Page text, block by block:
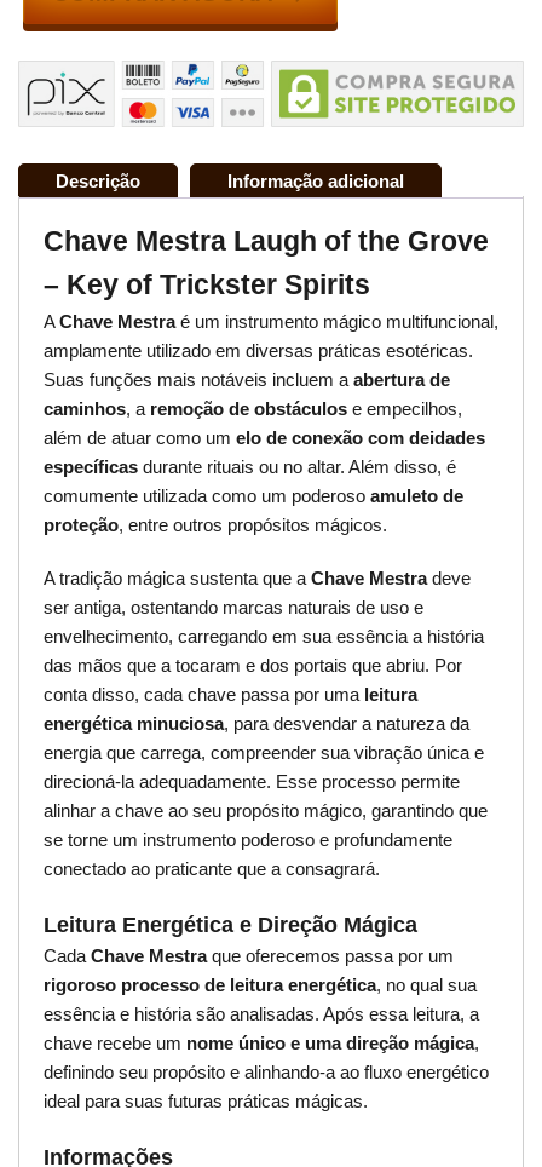
Descrição Informação adicional
Chave Mestra Laugh of the Grove
– Key of Trickster Spirits
AChave Mestraé um instrumento mágico multifuncional,
amplamente utilizado em diversas práticas esotéricas.
Suas funções mais notáveis incluem aabertura de
caminhos, a remoção de obstáculos e empecilhos,
além de atuar como um elo de conexão com deidades
específicas durante rituais ou no altar. Além disso, é
comumente utilizada como um poderoso amuleto de
proteção, entre outros propósitos mágicos.
A tradição mágica sustenta que aChave Mestradeve
ser antiga, ostentando marcas naturais de uso e
envelhecimento, carregando em sua essência a história
das mãos que a tocaram e dos portais que abriu. Por
conta disso, cada chave passa por uma leitura
energética minuciosa, para desvendar a natureza da
energia que carrega, compreender sua vibração única e
direcioná-la adequadamente. Esse processo permite
alinhar a chave ao seu propósito mágico, garantindo que
se torne um instrumento poderoso e profundamente
conectado ao praticante que a consagrará.
Leitura Energética e Direção Mágica
CadaChave Mestraque oferecemos passa por um
rigoroso processo de leitura energética, no qual sua
essência e história são analisadas. Após essa leitura, a
chave recebe um nome único e uma direção mágica,
definindo seu propósito e alinhando-a ao fluxo energético
ideal para suas futuras práticas mágicas.
Informações